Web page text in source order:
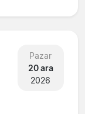
Pazar
20 ara
2026